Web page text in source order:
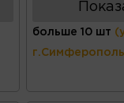
больше 10 шт